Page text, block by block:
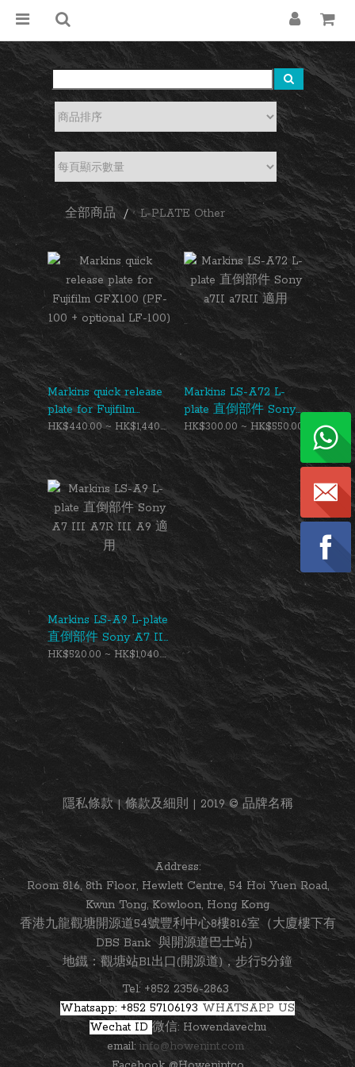
全部商品 L-PLATE Other
Markins quick release
plate for Fujifilm
GFX100 (PF-100 +
optional LF-100)
HK$440.00 ~ HK$1,440.00
Markins LS-A72 L-
plate 直倒部件 Sony
a7II a7RII 適用
HK$300.00 ~ HK$550.00
Markins LS-A9 L-plate
直倒部件 Sony A7 III
A7R III A9 適用
HK$520.00 ~ HK$1,040.00
隱私條款 | 條款及細則 | 2019 © 品牌名稱
Address:
Room 816, 8th Floor, Hewlett Centre, 54 Hoi Yuen Road,
Kwun Tong, Kowloon, Hong Kong
香港九龍觀塘開源道54號豐利中心8樓816室（大廈樓下有
DBS Bank 與開源道巴士站）
地鐵：觀塘站B1出口(開源道)，步行5分鐘
Tel: +852 2356-2863
Whatsapp: +852 57106193 WHATSAPP US
Wechat ID 微信: Howendavechu
email: info@howenint.com